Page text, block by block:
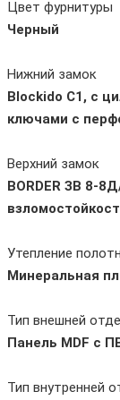
Цвет фурнитуры
Черный
Нижний замок
Blockido C1, с
ключами с
Верхний замок
BORDER ЗВ 8-
Утепление
Минеральная
Тип внешней
Панель MDF с
Тип внутренней